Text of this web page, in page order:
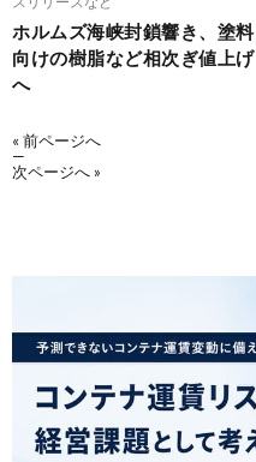
ホルムズ海峡封鎖響き、塗料
向けの樹脂など相次ぎ値上げ
へ
« 前ページへ
—
次ページへ »